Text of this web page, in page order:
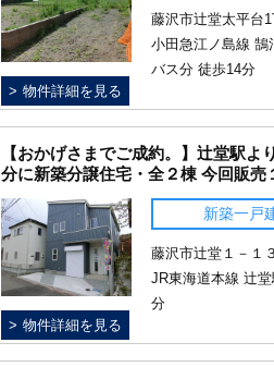
物件詳細を見る
藤沢市辻堂太平台1
小田急江ノ島線 鵠
バス分 徒歩14分
【おかげさまでご成約。】辻堂駅よ
分に新築分譲住宅・全２棟 今回販売
物件詳細を見る
新築一戸
藤沢市辻堂１－１
JR東海道本線 辻
分